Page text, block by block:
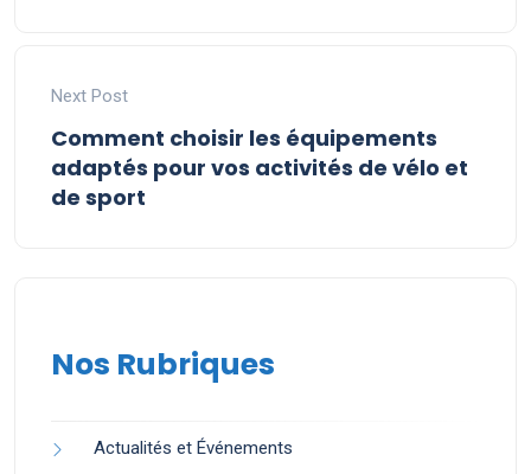
Next Post
Comment choisir les équipements
adaptés pour vos activités de vélo et
de sport
Nos Rubriques
Actualités et Événements